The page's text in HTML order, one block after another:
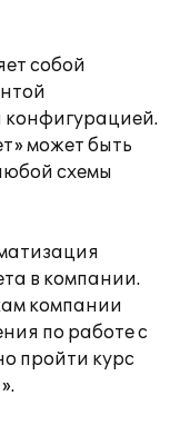
собой
конфигурацией.
может быть
схемы
в компании.
компании
по работе с
пройти курс